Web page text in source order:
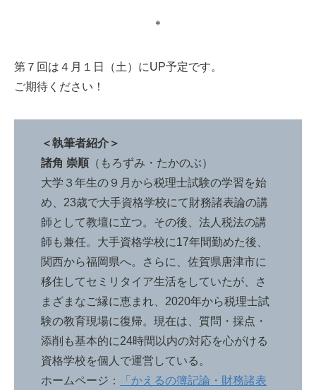
＊
第７回は４月１日（土）にUP予定です。
ご期待ください！
＜執筆者紹介＞
諸角 崇順 （もろずみ・たかのぶ）
大学３年生の９月から税理士試験の学習を始
め、23歳で大手資格学校にて財務諸表論の講
師として教壇に立つ。その後、法人税法の講
師も兼任。大手資格学校に17年間勤めた後、
関西から福岡県へ。さらに、佐賀県唐津市に
移住してセミリタイア生活をしていたが、さ
まざまなご縁に恵まれ、2020年から税理士試
験の教育現場に復帰。現在は、質問・採点・
添削も基本的に24時間以内の対応を心がける
資格学校を個人で運営している。
ホームページ：
「かえるの簿記論・財務諸表